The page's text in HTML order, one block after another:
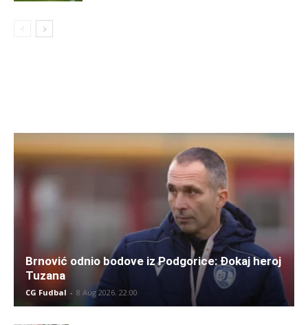
Brnović odnio bodove iz Podgorice: Đokaj heroj
Tuzana
CG Fudbal - 8 Aug 2026. 22:00